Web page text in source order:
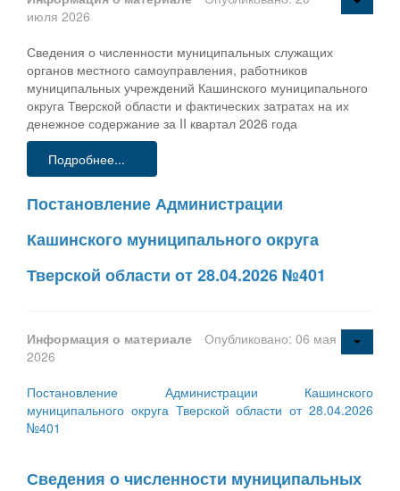
июля 2026
Сведения о численности муниципальных служащих
органов местного самоуправления, работников
муниципальных учреждений Кашинского муниципального
округа Тверской области и фактических затратах на их
денежное содержание за II квартал 2026 года
Подробнее...
Постановление Администрации
Кашинского муниципального округа
Тверской области от 28.04.2026 №401
Информация о материале
Опубликовано: 06 мая
2026
Постановление Администрации Кашинского
муниципального округа Тверской области от 28.04.2026
№401
Сведения о численности муниципальных